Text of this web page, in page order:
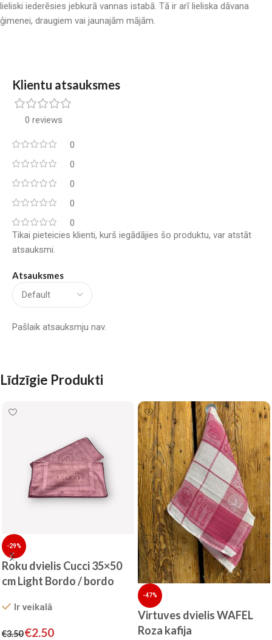
lieliski iederēsies jebkurā vannas istabā. Tā ir arī lieliska dāvana
ģimenei, draugiem vai jaunajām mājām.
Klientu atsauksmes
0 reviews
0
0
0
0
0
Atsauksmes
Pašlaik atsauksmju nav.
Tikai pieteicies klienti, kurš iegādājies šo produktu, var atstāt
atsauksmi.
Līdzīgie Produkti
-29%
Roku dvielis Cucci 35×50
cm Light Bordo / bordo
Ir veikalā
€3.50€2.50
-47%
Virtuves dvielis WAFEL
Roza kafija